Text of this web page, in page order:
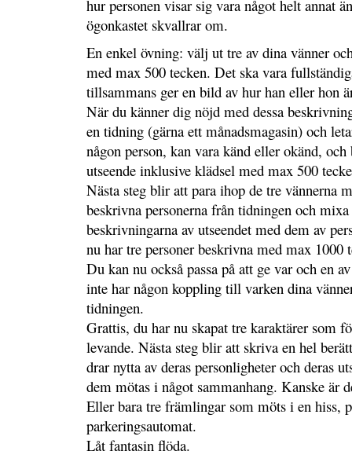
hur personen visar sig vara något helt annat
ögonkastet skvallrar om.
En enkel övning: välj ut tre av dina vänner
med max 500 tecken. Det ska vara
tillsammans ger en bild av hur han eller hon
När du känner dig nöjd med dessa
en tidning (gärna ett månadsmagasin) och
någon person, kan vara känd eller okänd, och
utseende inklusive klädsel med max 500
Nästa steg blir att para ihop de tre vännerna
beskrivna personerna från tidningen och
beskrivningarna av utseendet med dem av
nu har tre personer beskrivna med max 1000
Du kan nu också passa på att ge var och en
inte har någon koppling till varken dina
tidningen.
Grattis, du har nu skapat tre karaktärer som
levande. Nästa steg blir att skriva en hel
drar nytta av deras personligheter och deras
dem mötas i något sammanhang. Kanske är
Eller bara tre främlingar som möts i en hiss,
parkeringsautomat.
Låt fantasin flöda.